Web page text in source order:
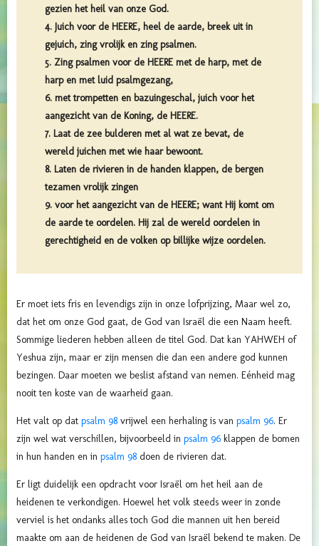
gezien het heil van onze God.
4. Juich voor de HEERE, heel de aarde, breek uit in
gejuich, zing vrolijk en zing psalmen.
5. Zing psalmen voor de HEERE met de harp, met de
harp en met luid psalmgezang,
6. met trompetten en bazuingeschal, juich voor het
aangezicht van de Koning, de HEERE.
7. Laat de zee bulderen met al wat ze bevat, de
wereld juichen met wie haar bewoont.
8. Laten de rivieren in de handen klappen, de bergen
tezamen vrolijk zingen
9. voor het aangezicht van de HEERE; want Hij komt om
de aarde te oordelen. Hij zal de wereld oordelen in
gerechtigheid en de volken op billijke wijze oordelen.
Er moet iets fris en levendigs zijn in onze lofprijzing, Maar wel zo,
dat het om onze God gaat, de God van Israël die een Naam heeft.
Sommige liederen hebben alleen de titel God. Dat kan YAHWEH of
Yeshua zijn, maar er zijn mensen die dan een andere god kunnen
bezingen. Daar moeten we beslist afstand van nemen. Eénheid mag
nooit ten koste van de waarheid gaan.
Het valt op dat psalm 98 vrijwel een herhaling is van psalm 96. Er
zijn wel wat verschillen, bijvoorbeeld in psalm 96 klappen de bomen
in hun handen en in psalm 98 doen de rivieren dat.
Er ligt duidelijk een opdracht voor Israël om het heil aan de
heidenen te verkondigen. Hoewel het volk steeds weer in zonde
verviel is het ondanks alles toch God die mannen uit hen bereid
maakte om aan de heidenen de God van Israël bekend te maken. De